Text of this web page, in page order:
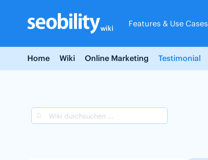
content
wiki Features & Use Cases
Home Wiki Online Marketing Testimonial